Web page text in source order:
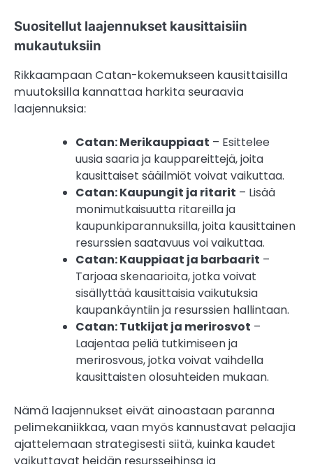
Suositellut laajennukset kausittaisiin
mukautuksiin
Rikkaampaan Catan-kokemukseen kausittaisilla
muutoksilla kannattaa harkita seuraavia
laajennuksia:
Catan: Merikauppiaat – Esittelee
uusia saaria ja kauppareittejä, joita
kausittaiset sääilmiöt voivat vaikuttaa.
Catan: Kaupungit ja ritarit – Lisää
monimutkaisuutta ritareilla ja
kaupunkiparannuksilla, joita kausittainen
resurssien saatavuus voi vaikuttaa.
Catan: Kauppiaat ja barbaarit –
Tarjoaa skenaarioita, jotka voivat
sisällyttää kausittaisia vaikutuksia
kaupankäyntiin ja resurssien hallintaan.
Catan: Tutkijat ja merirosvot –
Laajentaa peliä tutkimiseen ja
merirosvous, jotka voivat vaihdella
kausittaisten olosuhteiden mukaan.
Nämä laajennukset eivät ainoastaan paranna
pelimekaniikkaa, vaan myös kannustavat pelaajia
ajattelemaan strategisesti siitä, kuinka kaudet
vaikuttavat heidän resursseihinsa ja